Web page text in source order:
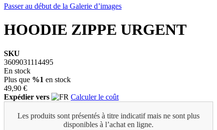
Passer au début de la Galerie d’images
HOODIE ZIPPE URGENT
SKU
3609031114495
En stock
Plus que %1 en stock
49,90 €
Expédier vers
Calculer le coût
Les produits sont présentés à titre indicatif mais ne sont plus
disponibles à l’achat en ligne.